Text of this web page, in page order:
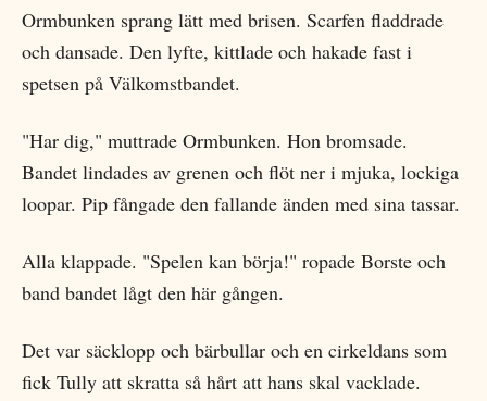
Ormbunken sprang lätt med brisen. Scarfen fladdrade
och dansade. Den lyfte, kittlade och hakade fast i
spetsen på Välkomstbandet.
"Har dig," muttrade Ormbunken. Hon bromsade.
Bandet lindades av grenen och flöt ner i mjuka, lockiga
loopar. Pip fångade den fallande änden med sina tassar.
Alla klappade. "Spelen kan börja!" ropade Borste och
band bandet lågt den här gången.
Det var säcklopp och bärbullar och en cirkeldans som
fick Tully att skratta så hårt att hans skal vacklade.